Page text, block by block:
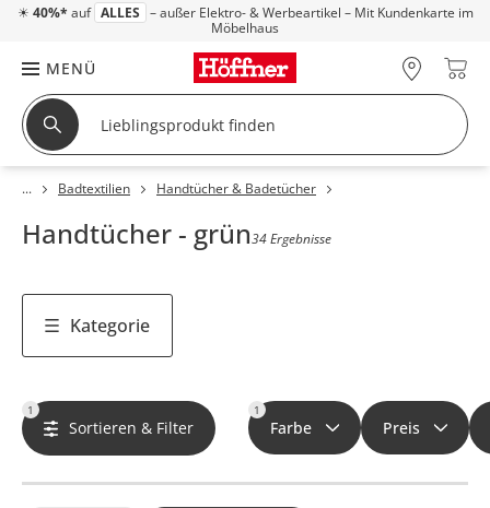
☀ 40%* auf ALLES – außer Elektro- & Werbeartikel – Mit Kundenkarte im
Möbelhaus
MENÜ
Badtextilien Handtücher & Badetücher
Handtücher - grün34 Ergebnisse
Kategorie
1
Sortieren & Filter
1
Farbe Preis